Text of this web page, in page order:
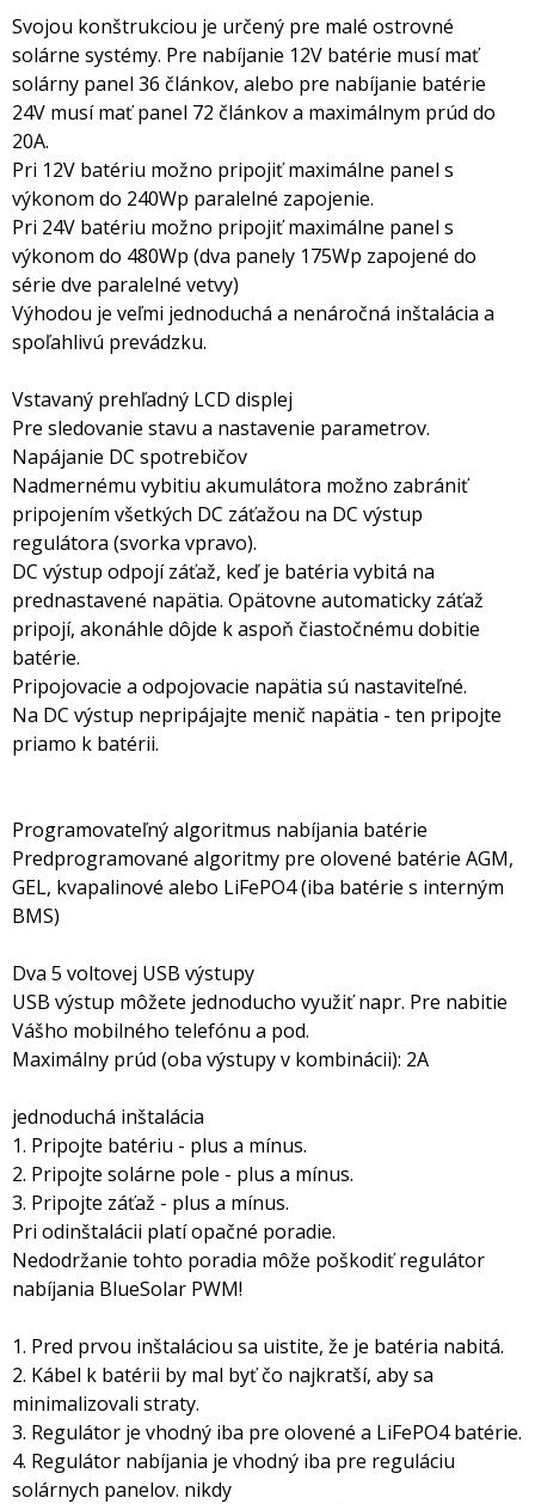
Svojou konštrukciou je určený pre malé ostrovné
solárne systémy. Pre nabíjanie 12V batérie musí mať
solárny panel 36 článkov, alebo pre nabíjanie batérie
24V musí mať panel 72 článkov a maximálnym prúd do
20A.
Pri 12V batériu možno pripojiť maximálne panel s
výkonom do 240Wp paralelné zapojenie.
Pri 24V batériu možno pripojiť maximálne panel s
výkonom do 480Wp (dva panely 175Wp zapojené do
série dve paralelné vetvy)
Výhodou je veľmi jednoduchá a nenáročná inštalácia a
spoľahlivú prevádzku.
Vstavaný prehľadný LCD displej
Pre sledovanie stavu a nastavenie parametrov.
Napájanie DC spotrebičov
Nadmernému vybitiu akumulátora možno zabrániť
pripojením všetkých DC záťažou na DC výstup
regulátora (svorka vpravo).
DC výstup odpojí záťaž, keď je batéria vybitá na
prednastavené napätia. Opätovne automaticky záťaž
pripojí, akonáhle dôjde k aspoň čiastočnému dobitie
batérie.
Pripojovacie a odpojovacie napätia sú nastaviteľné.
Na DC výstup nepripájajte menič napätia - ten pripojte
priamo k batérii.
Programovateľný algoritmus nabíjania batérie
Predprogramované algoritmy pre olovené batérie AGM,
GEL, kvapalinové alebo LiFePO4 (iba batérie s interným
BMS)
Dva 5 voltovej USB výstupy
USB výstup môžete jednoducho využiť napr. Pre nabitie
Vášho mobilného telefónu a pod.
Maximálny prúd (oba výstupy v kombinácii): 2A
jednoduchá inštalácia
1. Pripojte batériu - plus a mínus.
2. Pripojte solárne pole - plus a mínus.
3. Pripojte záťaž - plus a mínus.
Pri odinštalácii platí opačné poradie.
Nedodržanie tohto poradia môže poškodiť regulátor
nabíjania BlueSolar PWM!
1. Pred prvou inštaláciou sa uistite, že je batéria nabitá.
2. Kábel k batérii by mal byť čo najkratší, aby sa
minimalizovali straty.
3. Regulátor je vhodný iba pre olovené a LiFePO4 batérie.
4. Regulátor nabíjania je vhodný iba pre reguláciu
solárnych panelov. nikdy